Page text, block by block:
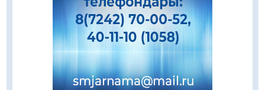
Даналықтың шырағданы, ой-сананың
шамшырағы
08.08.2026
Кенеге қарсы залалсыздандыру жұмыстары
жүргізілуде